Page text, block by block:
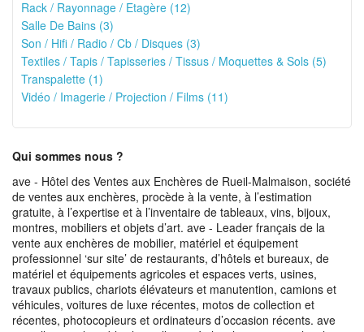
Rack / Rayonnage / Etagère (12)
Salle De Bains (3)
Son / Hifi / Radio / Cb / Disques (3)
Textiles / Tapis / Tapisseries / Tissus / Moquettes & Sols (5)
Transpalette (1)
Vidéo / Imagerie / Projection / Films (11)
Qui sommes nous ?
ave - Hôtel des Ventes aux Enchères de Rueil-Malmaison, société
de ventes aux enchères, procède à la vente, à l’estimation
gratuite, à l’expertise et à l’inventaire de tableaux, vins, bijoux,
montres, mobiliers et objets d’art. ave - Leader français de la
vente aux enchères de mobilier, matériel et équipement
professionnel ‘sur site’ de restaurants, d’hôtels et bureaux, de
matériel et équipements agricoles et espaces verts, usines,
travaux publics, chariots élévateurs et manutention, camions et
véhicules, voitures de luxe récentes, motos de collection et
récentes, photocopieurs et ordinateurs d’occasion récents. ave